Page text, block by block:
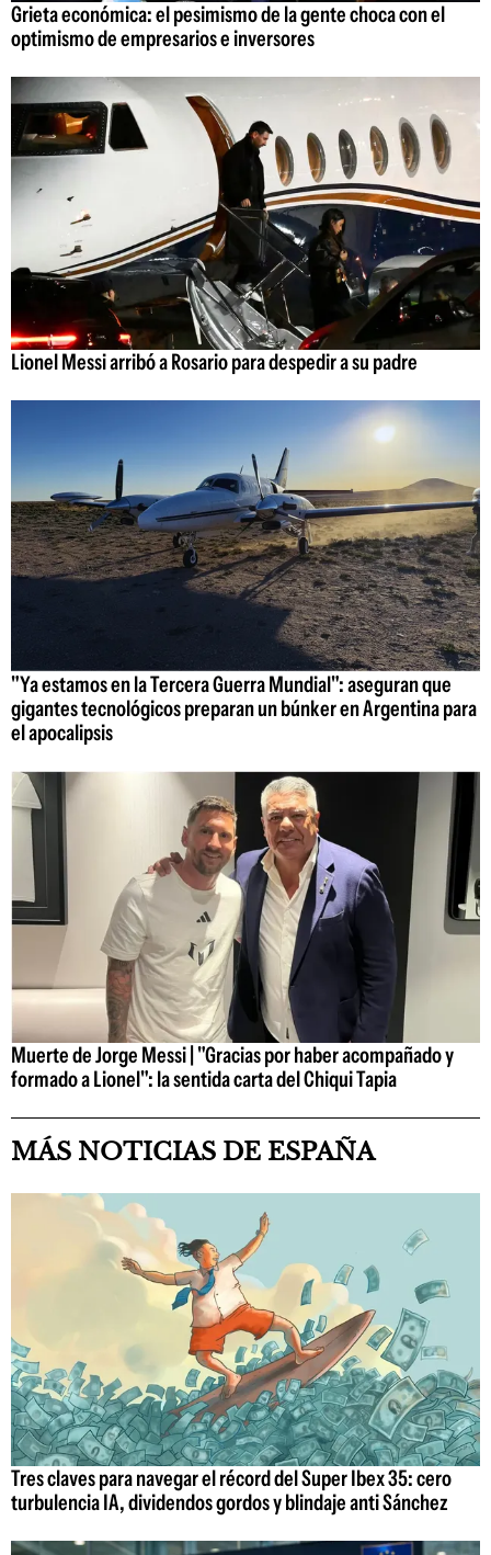
Grieta económica: el pesimismo de la gente choca con el
optimismo de empresarios e inversores
Lionel Messi arribó a Rosario para despedir a su padre
"Ya estamos en la Tercera Guerra Mundial": aseguran que
gigantes tecnológicos preparan un búnker en Argentina para
el apocalipsis
Muerte de Jorge Messi | "Gracias por haber acompañado y
formado a Lionel": la sentida carta del Chiqui Tapia
MÁS NOTICIAS DE ESPAÑA
Tres claves para navegar el récord del Super Ibex 35: cero
turbulencia IA, dividendos gordos y blindaje anti Sánchez